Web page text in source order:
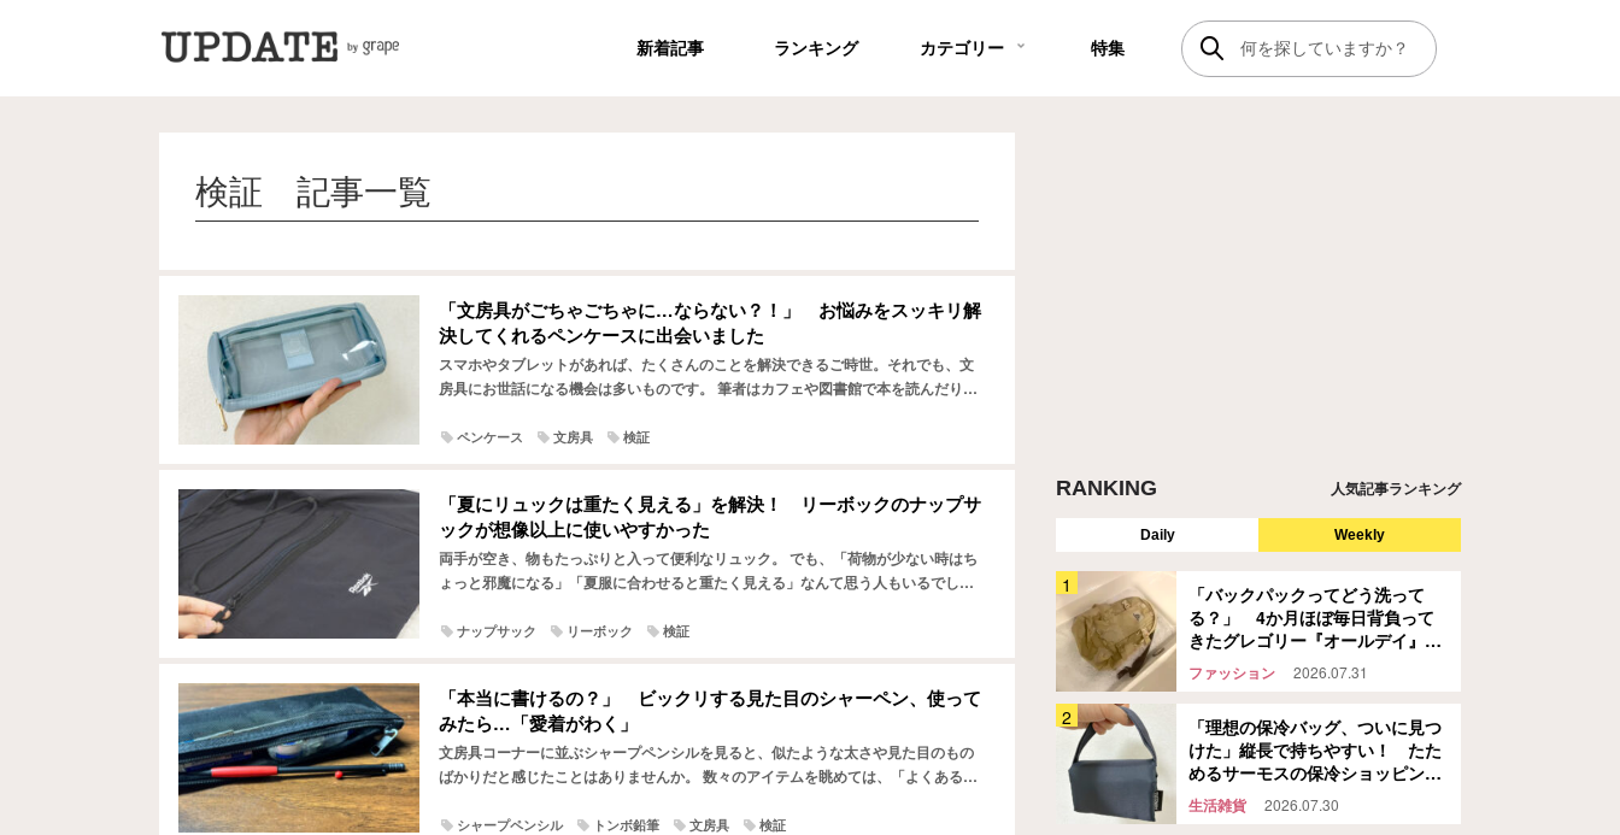
新着記事 ランキング カテゴリー 特集
検証 記事一覧
「文房具がごちゃごちゃに…ならない？！」 お悩みをスッキリ解
決してくれるペンケースに出会いました
スマホやタブレットがあれば、たくさんのことを解決できるご時世。それでも、文
房具にお世話になる機会は多いものです。 筆者はカフェや図書館で本を読んだり調
ペンケース 文房具 検証
「夏にリュックは重たく見える」を解決！ リーボックのナップサ
ックが想像以上に使いやすかった
両手が空き、物もたっぷりと入って便利なリュック。 でも、「荷物が少ない時はち
ょっと邪魔になる」「夏服に合わせると重たく見える」なんて思う人もいるでしょ
ナップサック リーボック 検証
「本当に書けるの？」 ビックリする見た目のシャーペン、使って
みたら…「愛着がわく」
文房具コーナーに並ぶシャープペンシルを見ると、似たような太さや見た目のもの
ばかりだと感じたことはありませんか。 数々のアイテムを眺めては、「よくある形
シャープペンシル トンボ鉛筆 文房具 検証
RANKING 人気記事ランキング
Daily Weekly
生活感丸出しの蚊取り線香がおし
の正体に「この発想は天才！」
「こういうのが欲しかった」
「バックパックってどう洗って
る？」 4か月ほぼ毎日背負って
きたグレゴリー『オールデイ』
を…
ファッション 2026.07.31
「理想の保冷バッグ、ついに見つ
けた」縦長で持ちやすい！ たた
めるサーモスの保冷ショッピング
バッグ
生活雑貨 2026.07.30